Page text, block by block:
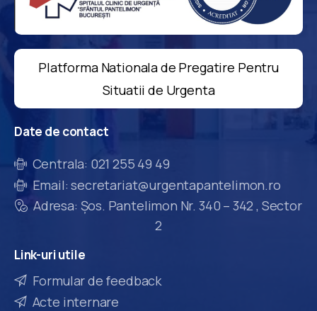
Platforma Nationala de Pregatire Pentru
Situatii de Urgenta
Date de contact
Centrala: 021 255 49 49
Email: secretariat@urgentapantelimon.ro
Adresa: Șos. Pantelimon Nr. 340 – 342 , Sector
2
Link-uriutile
Formular de feedback
Acte internare